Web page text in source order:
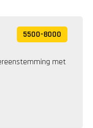
5500-8000
met